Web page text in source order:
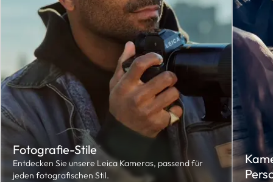
Fotografie-Stile
Entdecken Sie unsere Leica Kameras, passend für
jeden fotografischen Stil.